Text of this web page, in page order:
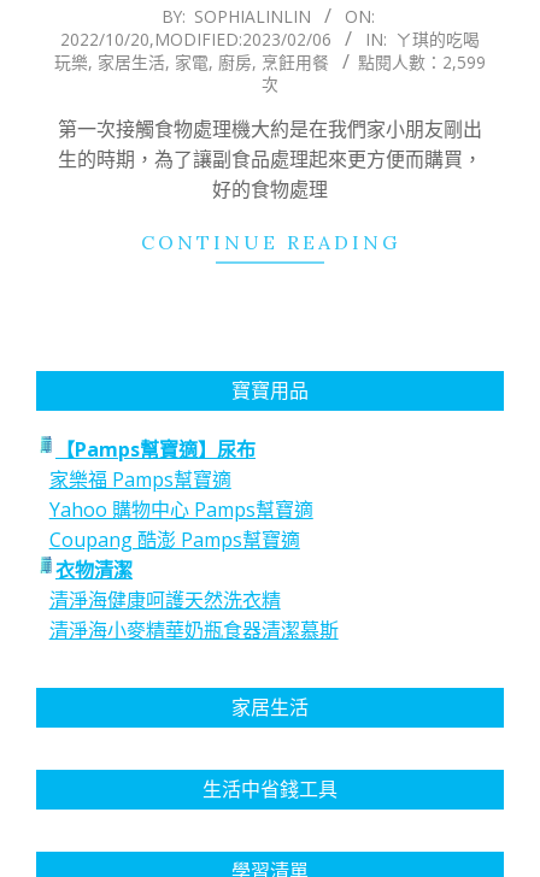
10-
20
BY: SOPHIALINLIN
ON:
2022/10/20,MODIFIED:2023/02/06 IN: ㄚ琪的吃喝
玩樂, 家居生活, 家電, 廚房, 烹飪用餐
點閱人數：2,599
次
第一次接觸食物處理機大約是在我們家小朋友剛出
生的時期，為了讓副食品處理起來更方便而購買，
好的食物處理
CONTINUE READING
寶寶用品
【Pamps幫寶適】尿布
家樂福 Pamps幫寶適
Yahoo 購物中心 Pamps幫寶適
Coupang 酷澎 Pamps幫寶適
衣物清潔
清淨海健康呵護天然洗衣精
清淨海小麥精華奶瓶食器清潔慕斯
家居生活
生活中省錢工具
學習清單